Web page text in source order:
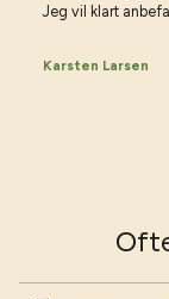
Jeg vil klart
Karsten Larsen